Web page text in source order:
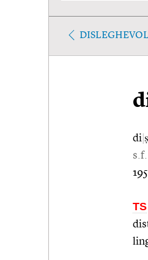
di
s.f.
TS